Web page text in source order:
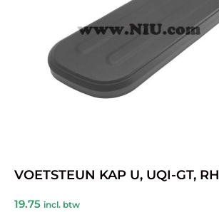
VOETSTEUN KAP U, UQI-GT, RH
19.75 incl. btw